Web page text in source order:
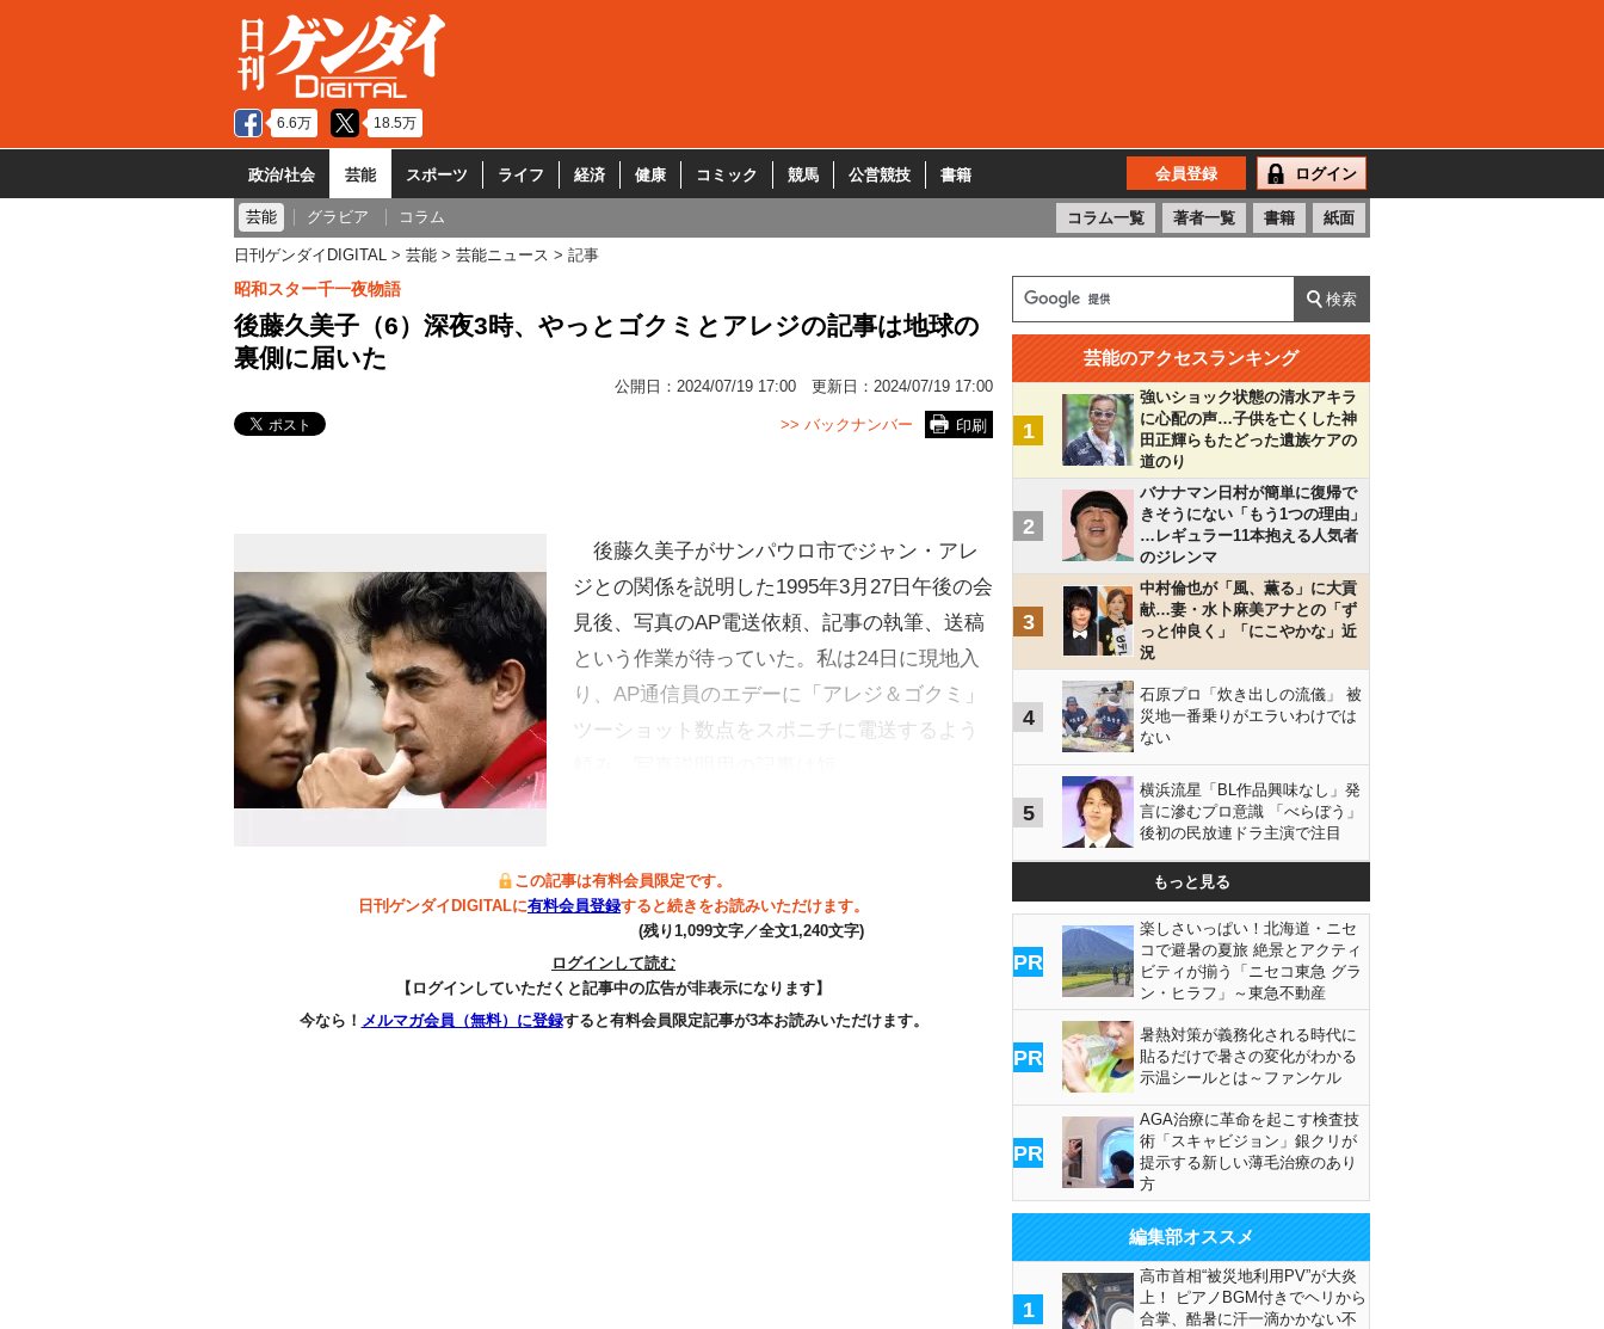
6.6万 18.5万
政治/社会 芸能 スポーツ ライフ 経済 健康 コミック 競馬 公営競技 書籍 会員登録 ログイン
芸能 グラビア コラム コラム一覧 著者一覧 書籍 紙面
日刊ゲンダイDIGITAL 芸能 芸能ニュース 記事
昭和スター千一夜物語
後藤久美子（6）深夜3時、やっとゴクミとアレジの記事は地球の
裏側に届いた
公開日： 2024/07/19 17:00 更新日： 2024/07/19 17:00
印刷
>> バックナンバー
後藤久美子がサンパウロ市でジャン・アレ
ジとの関係を説明した1995年3月27日午後の会
見後、写真のAP電送依頼、記事の執筆、送稿
という作業が待っていた。私は24日に現地入
り、AP通信員のエデーに「アレジ＆ゴクミ」
ツーショット数点をスポニチに電送するよう
この記事は有料会員限定です。
日刊ゲンダイDIGITALに有料会員登録すると続きをお読みいただけます。
(残り1,099文字／全文1,240文字)
ログインして読む
【ログインしていただくと記事中の広告が非表示になります】
今なら！ メルマガ会員（無料）に登録すると有料会員限定記事が3本お読みいただけます。
芸能のアクセスランキング
1
強いショック状態の清水アキラ
に心配の声…子供を亡くした神
田正輝らもたどった遺族ケアの
道のり
2
バナナマン日村が簡単に復帰で
きそうにない「もう1つの理由」
…レギュラー11本抱える人気者
のジレンマ
3
中村倫也が「風、薫る」に大貢
献…妻・水卜麻美アナとの「ず
っと仲良く」「にこやかな」近
況
4
石原プロ「炊き出しの流儀」 被
災地一番乗りがエラいわけでは
ない
5
横浜流星「BL作品興味なし」発
言に滲むプロ意識 「べらぼう」
後初の民放連ドラ主演で注目
もっと見る
PR
楽しさいっぱい！北海道・ニセ
コで避暑の夏旅 絶景とアクティ
ビティが揃う「ニセコ東急 グラ
ン・ヒラフ」～東急不動産
PR
暑熱対策が義務化される時代に
貼るだけで暑さの変化がわかる
示温シールとは～ファンケル
PR
AGA治療に革命を起こす検査技
術「スキャビジョン」銀クリが
提示する新しい薄毛治療のあり
方
編集部オススメ
1
高市首相“被災地利用PV”が大炎
上！ ピアノBGM付きでヘリから
合掌、酷暑に汗一滴かかない不